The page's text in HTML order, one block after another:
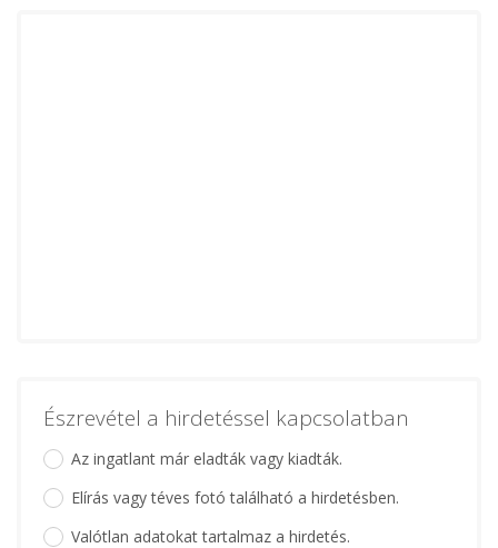
Észrevétel a hirdetéssel kapcsolatban
Az ingatlant már eladták vagy kiadták.
Elírás vagy téves fotó található a hirdetésben.
Valótlan adatokat tartalmaz a hirdetés.